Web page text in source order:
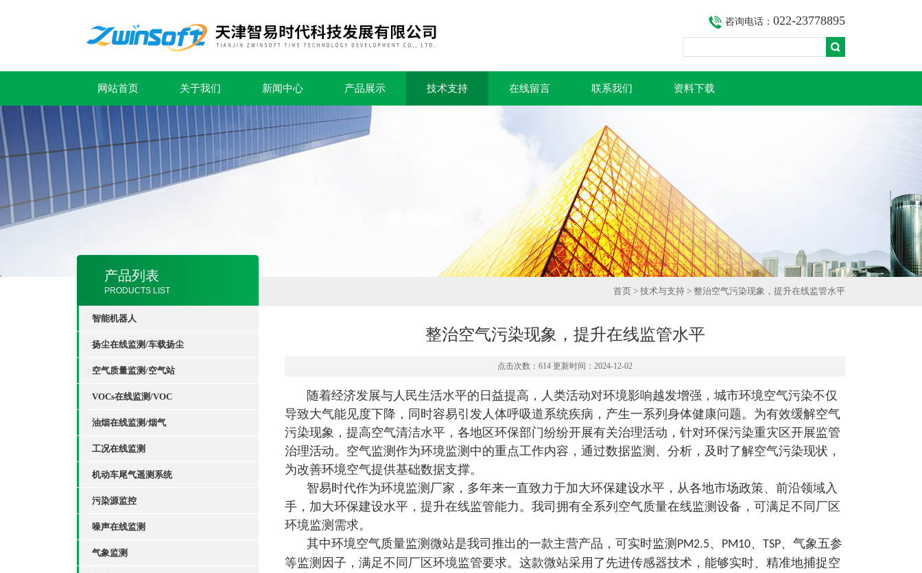
咨询电话： 022-23778895
网站首页 关于我们 新闻中心 产品展示 技术支持 在线留言 联系我们 资料下载
产品列表
PRODUCTS LIST
智能机器人
扬尘在线监测/车载扬尘
空气质量监测/空气站
VOCs在线监测/VOC
油烟在线监测/烟气
工况在线监测
机动车尾气遥测系统
污染源监控
噪声在线监测
气象监测
首页 > 技术与支持 > 整治空气污染现象，提升在线监管水平
整治空气污染现象，提升在线监管水平
点击次数：614 更新时间：2024-12-02
随着经济发展与人民生活水平的日益提高，人类活动对环境影响越发增强，城市环境空气污染不仅
导致大气能见度下降，同时容易引发人体呼吸道系统疾病，产生一系列身体健康问题。为有效缓解空气
污染现象，提高空气清洁水平，各地区环保部门纷纷开展有关治理活动，针对环保污染重灾区开展监管
治理活动。空气监测作为环境监测中的重点工作内容，通过数据监测、分析，及时了解空气污染现状，
为改善环境空气提供基础数据支撑。
智易时代作为环境监测厂家，多年来一直致力于加大环保建设水平，从各地市场政策、前沿领域入
手，加大环保建设水平，提升在线监管能力。我司拥有全系列空气质量在线监测设备，可满足不同厂区
环境监测需求。
其中环境空气质量监测微站是我司推出的一款主营产品，可实时监测 PM2.5、 PM10、 TSP、气象五参
等监测因子，满足不同厂区环境监管要求。这款微站采用了先进传感器技术，能够实时、精准地捕捉空